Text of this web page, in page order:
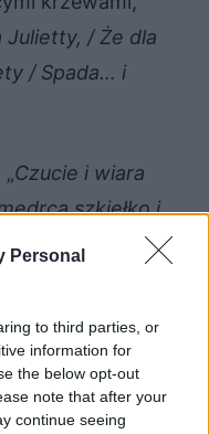
Personal
to third parties, or
information for
the below opt-out
note that after your
continue seeing
/ Że dla
/ Spada… i
Czucie i wiara
szkiełko i
Autor
świata. Nie
a któryś nie,
ironizuje on